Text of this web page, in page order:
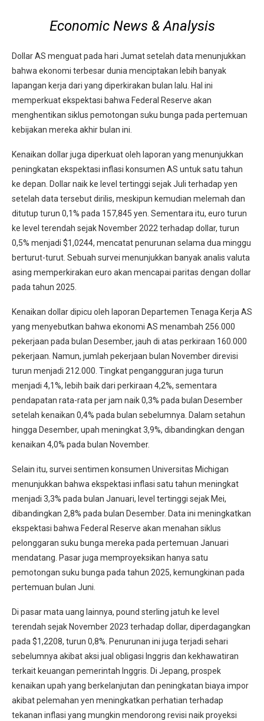
Economic News & Analysis
Dollar AS menguat pada hari Jumat setelah data menunjukkan
bahwa ekonomi terbesar dunia menciptakan lebih banyak
lapangan kerja dari yang diperkirakan bulan lalu. Hal ini
memperkuat ekspektasi bahwa Federal Reserve akan
menghentikan siklus pemotongan suku bunga pada pertemuan
kebijakan mereka akhir bulan ini.
Kenaikan dollar juga diperkuat oleh laporan yang menunjukkan
peningkatan ekspektasi inflasi konsumen AS untuk satu tahun
ke depan. Dollar naik ke level tertinggi sejak Juli terhadap yen
setelah data tersebut dirilis, meskipun kemudian melemah dan
ditutup turun 0,1% pada 157,845 yen. Sementara itu, euro turun
ke level terendah sejak November 2022 terhadap dollar, turun
0,5% menjadi $1,0244, mencatat penurunan selama dua minggu
berturut-turut. Sebuah survei menunjukkan banyak analis valuta
asing memperkirakan euro akan mencapai paritas dengan dollar
pada tahun 2025.
Kenaikan dollar dipicu oleh laporan Departemen Tenaga Kerja AS
yang menyebutkan bahwa ekonomi AS menambah 256.000
pekerjaan pada bulan Desember, jauh di atas perkiraan 160.000
pekerjaan. Namun, jumlah pekerjaan bulan November direvisi
turun menjadi 212.000. Tingkat pengangguran juga turun
menjadi 4,1%, lebih baik dari perkiraan 4,2%, sementara
pendapatan rata-rata per jam naik 0,3% pada bulan Desember
setelah kenaikan 0,4% pada bulan sebelumnya. Dalam setahun
hingga Desember, upah meningkat 3,9%, dibandingkan dengan
kenaikan 4,0% pada bulan November.
Selain itu, survei sentimen konsumen Universitas Michigan
menunjukkan bahwa ekspektasi inflasi satu tahun meningkat
menjadi 3,3% pada bulan Januari, level tertinggi sejak Mei,
dibandingkan 2,8% pada bulan Desember. Data ini meningkatkan
ekspektasi bahwa Federal Reserve akan menahan siklus
pelonggaran suku bunga mereka pada pertemuan Januari
mendatang. Pasar juga memproyeksikan hanya satu
pemotongan suku bunga pada tahun 2025, kemungkinan pada
pertemuan bulan Juni.
Di pasar mata uang lainnya, pound sterling jatuh ke level
terendah sejak November 2023 terhadap dollar, diperdagangkan
pada $1,2208, turun 0,8%. Penurunan ini juga terjadi sehari
sebelumnya akibat aksi jual obligasi Inggris dan kekhawatiran
terkait keuangan pemerintah Inggris. Di Jepang, prospek
kenaikan upah yang berkelanjutan dan peningkatan biaya impor
akibat pelemahan yen meningkatkan perhatian terhadap
tekanan inflasi yang mungkin mendorong revisi naik proyeksi